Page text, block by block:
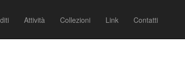
Attività Collezioni Link Contatti